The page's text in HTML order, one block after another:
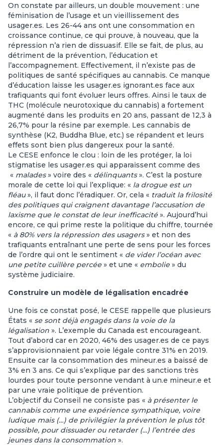
On constate par ailleurs, un double mouvement : une
féminisation de l’usage et un vieillissement des
usager.es. Les 26-44 ans ont une consommation en
croissance continue, ce qui prouve, à nouveau, que la
répression n’a rien de dissuasif. Elle se fait, de plus, au
détriment de la prévention, l’éducation et
l’accompagnement. Effectivement, il n’existe pas de
politiques de santé spécifiques au cannabis. Ce manque
d’éducation laisse les usager.es ignorant.es face aux
trafiquants qui font évoluer leurs offres. Ainsi le taux de
THC (molécule neurotoxique du cannabis) a fortement
augmenté dans les produits en 20 ans, passant de 12,3 à
26,7% pour la résine par exemple. Les cannabis de
synthèse (K2, Buddha Blue, etc.) se répandent et leurs
effets sont bien plus dangereux pour la santé.
Le CESE enfonce le clou : loin de les protéger, la loi
stigmatise les usager.es qui apparaissent comme des
« malades» voire des « délinquants». C’est la posture
morale de cette loi qui l’explique: « la drogue est un
fléau», il faut donc l’éradiquer. Or, cela « traduit la frilosité
des politiques qui craignent davantage l’accusation de
laxisme que le constat de leur inefficacité ». Aujourd’hui
encore, ce qui prime reste la politique du chiffre, tournée
« à 80% vers la répression des usagers» et non des
trafiquants entraînant une perte de sens pour les forces
de l’ordre qui ont le sentiment « de vider l’océan avec
une petite cuillère percée » et une « embolie » du
système judiciaire.
Construire un modèle de légalisation encadrée
Une fois ce constat posé, le CESE rappelle que plusieurs
États « se sont déjà engagés dans la voie de la
légalisation ». L’exemple du Canada est encourageant.
Tout d’abord car en 2020, 46% des usager.es de ce pays
s’approvisionnaient par voie légale contre 31% en 2019.
Ensuite car la consommation des mineur.es a baissé de
3% en 3 ans. Ce qui s’explique par des sanctions très
lourdes pour toute personne vendant à un.e mineur.e et
par une vraie politique de prévention.
L’objectif du Conseil ne consiste pas « à présenter le
cannabis comme une expérience sympathique, voire
ludique mais (…) de privilégier la prévention le plus tôt
possible, pour dissuader ou retarder (…) l’entrée des
jeunes dans la consommation ».